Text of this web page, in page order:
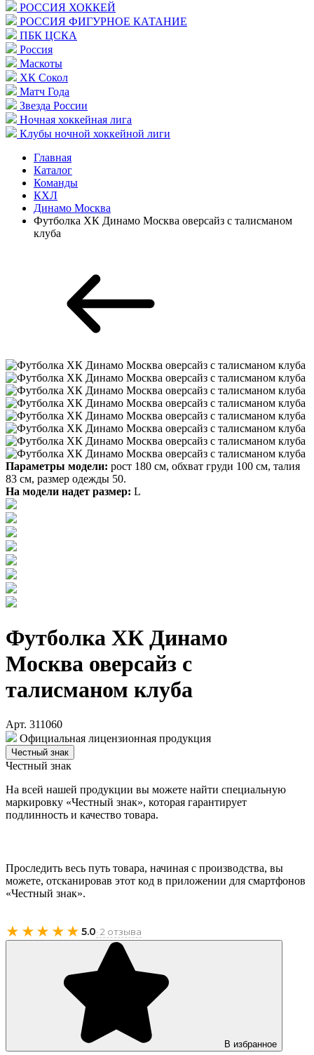
РОССИЯ ХОККЕЙ
РОССИЯ ФИГУРНОЕ КАТАНИЕ
ПБК ЦСКА
Россия
Маскоты
ХК Сокол
Матч Года
Звезда России
Ночная хоккейная лига
Клубы ночной хоккейной лиги
Главная
Каталог
Команды
КХЛ
Динамо Москва
Футболка ХК Динамо Москва оверсайз с талисманом
клуба
Параметры модели: рост 180 см, обхват груди 100 см, талия
83 см, размер одежды 50.
На модели надет размер: L
Футболка ХК Динамо
Москва оверсайз с
талисманом клуба
Арт. 311060
Официальная лицензионная продукция
Честный знак
Честный знак
На всей нашей продукции вы можете найти специальную
маркировку «Честный знак», которая гарантирует
подлинность и качество товара.
Проследить весь путь товара, начиная с производства, вы
можете, отсканировав этот код в приложении для смартфонов
«Честный знак».
★★★★★ 5.0· 2 отзыва
В избранное